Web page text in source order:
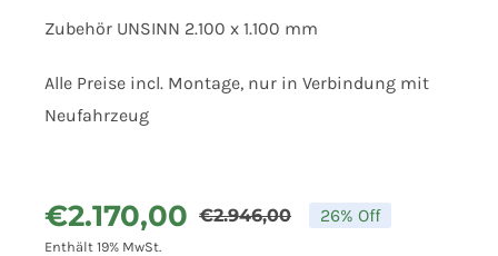
Zubehör UNSINN 2.100 x 1.100 mm
Alle Preise incl. Montage, nur in Verbindung mit
Neufahrzeug
€2.946,00
€2.170,00
Aktueller
Enthält 19% MwSt.
26% Off